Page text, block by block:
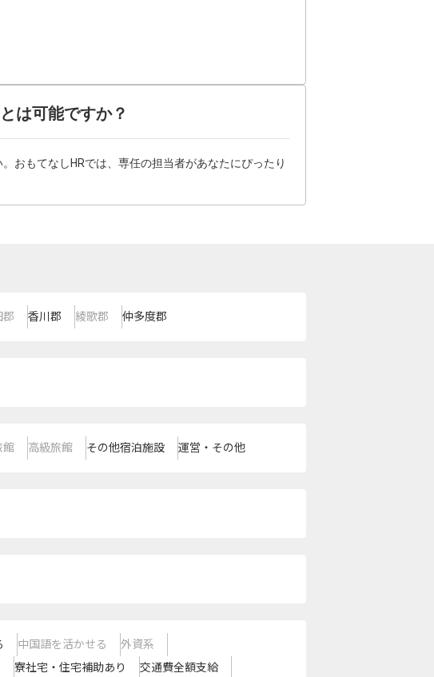
は可能ですか？
おもてなしHRでは、専任の担当者があなたにぴったり
郡 香川郡 綾歌郡 仲多度郡
館 高級旅館 その他宿泊施設 運営・その他
中国語を活かせる
外資系
寮社宅・住宅補助あり
交通費全額支給